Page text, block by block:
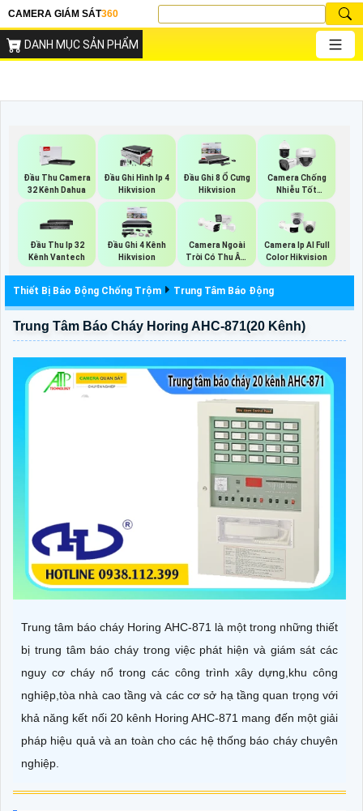
CAMERA GIÁM SÁT360
DANH MỤC SẢN PHẨM
Đầu Thu Camera
32 Kênh Dahua
Đầu Ghi Hình Ip 4
Hikvision
Đầu Ghi 8 Ổ Cưng
Hikvision
Camera Chống
Nhiễu Tốt
Vantech
Đầu Thu Ip 32
Kênh Vantech
Đầu Ghi 4 Kênh
Hikvision
Camera Ngoài
Trời Có Thu Âm
Hik
Camera Ip AI Full
Color Hikvision
Thiết Bị Báo Động Chống Trộm Trung Tâm Báo Động
Trung Tâm Báo Cháy Horing AHC-871(20 Kênh)
Trung tâm báo cháy Horing AHC-871 là một trong những thiết
bị trung tâm báo cháy trong việc phát hiện và giám sát các
nguy cơ cháy nổ trong các công trình xây dựng,khu công
nghiệp,tòa nhà cao tầng và các cơ sở hạ tầng quan trọng với
khả năng kết nối 20 kênh Horing AHC-871 mang đến một giải
pháp hiệu quả và an toàn cho các hệ thống báo cháy chuyên
nghiệp.